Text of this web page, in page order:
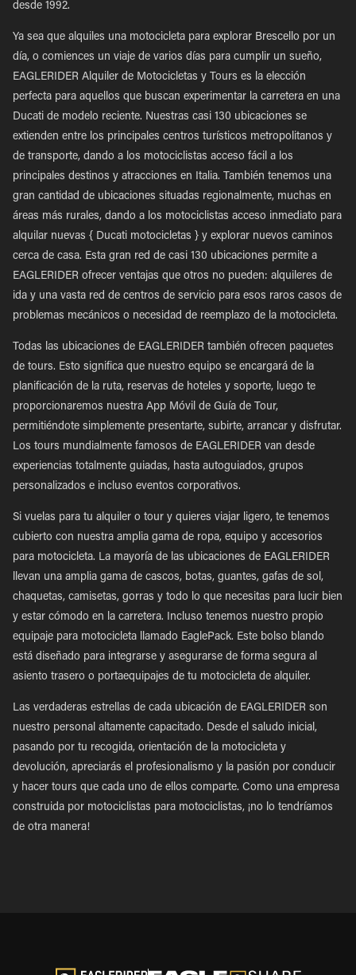
desde 1992.
Ya sea que alquiles una motocicleta para explorar Brescello por un
día, o comiences un viaje de varios días para cumplir un sueño,
EAGLERIDER Alquiler de Motocicletas y Tours es la elección
perfecta para aquellos que buscan experimentar la carretera en una
Ducati de modelo reciente. Nuestras casi 130 ubicaciones se
extienden entre los principales centros turísticos metropolitanos y
de transporte, dando a los motociclistas acceso fácil a los
principales destinos y atracciones en Italia. También tenemos una
gran cantidad de ubicaciones situadas regionalmente, muchas en
áreas más rurales, dando a los motociclistas acceso inmediato para
alquilar nuevas { Ducati motocicletas } y explorar nuevos caminos
cerca de casa. Esta gran red de casi 130 ubicaciones permite a
EAGLERIDER ofrecer ventajas que otros no pueden: alquileres de
ida y una vasta red de centros de servicio para esos raros casos de
problemas mecánicos o necesidad de reemplazo de la motocicleta.
Todas las ubicaciones de EAGLERIDER también ofrecen paquetes
de tours. Esto significa que nuestro equipo se encargará de la
planificación de la ruta, reservas de hoteles y soporte, luego te
proporcionaremos nuestra App Móvil de Guía de Tour,
permitiéndote simplemente presentarte, subirte, arrancar y disfrutar.
Los tours mundialmente famosos de EAGLERIDER van desde
experiencias totalmente guiadas, hasta autoguiados, grupos
personalizados e incluso eventos corporativos.
Si vuelas para tu alquiler o tour y quieres viajar ligero, te tenemos
cubierto con nuestra amplia gama de ropa, equipo y accesorios
para motocicleta. La mayoría de las ubicaciones de EAGLERIDER
llevan una amplia gama de cascos, botas, guantes, gafas de sol,
chaquetas, camisetas, gorras y todo lo que necesitas para lucir bien
y estar cómodo en la carretera. Incluso tenemos nuestro propio
equipaje para motocicleta llamado EaglePack. Este bolso blando
está diseñado para integrarse y asegurarse de forma segura al
asiento trasero o portaequipajes de tu motocicleta de alquiler.
Las verdaderas estrellas de cada ubicación de EAGLERIDER son
nuestro personal altamente capacitado. Desde el saludo inicial,
pasando por tu recogida, orientación de la motocicleta y
devolución, apreciarás el profesionalismo y la pasión por conducir
y hacer tours que cada uno de ellos comparte. Como una empresa
construida por motociclistas para motociclistas, ¡no lo tendríamos
de otra manera!